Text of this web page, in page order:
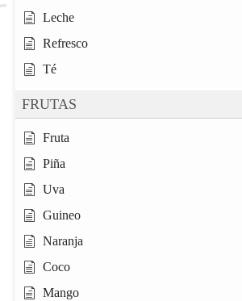
Leche
Refresco
Té
FRUTAS
Fruta
Piña
Uva
Guineo
Naranja
Coco
Mango